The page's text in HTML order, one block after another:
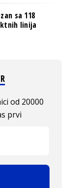
sa 118
linija
od 20000
prvi